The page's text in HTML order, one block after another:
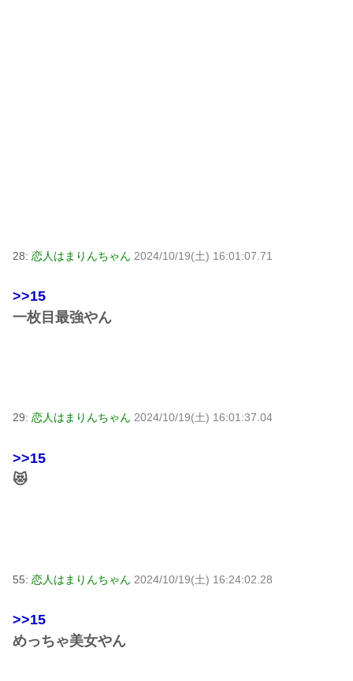
28: 恋人はまりんちゃん 2024/10/19(土) 16:01:07.71
>>15
一枚目最強やん
29: 恋人はまりんちゃん 2024/10/19(土) 16:01:37.04
>>15
😻
55: 恋人はまりんちゃん 2024/10/19(土) 16:24:02.28
>>15
めっちゃ美女やん